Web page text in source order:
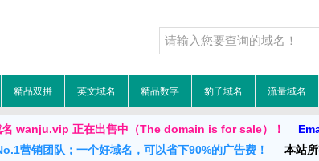
精品双拼 英文域名 精品数字 豹子域名 流量域名
wanju.vip 正在出售中（The domain is for sale）！
营销团队；一个好域名，可以省下90%的广告费！
本站